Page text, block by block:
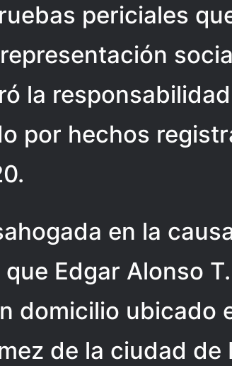
periciales
la
por hechos
en la
Edgar Alonso
domicilio ubicado
de la ciudad de